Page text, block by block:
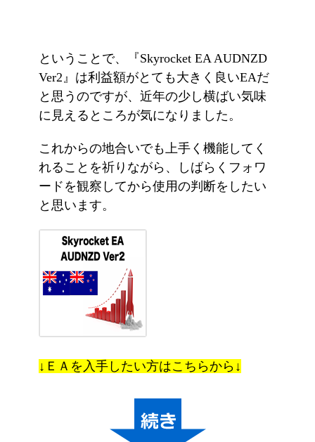
ということで、『Skyrocket EA AUDNZD
Ver2』は利益額がとても大きく良いEAだ
と思うのですが、近年の少し横ばい気味
に見えるところが気になりました。
これからの地合いでも上手く機能してく
れることを祈りながら、しばらくフォワ
ードを観察してから使用の判断をしたい
と思います。
↓ＥＡを入手したい方はこちらから↓